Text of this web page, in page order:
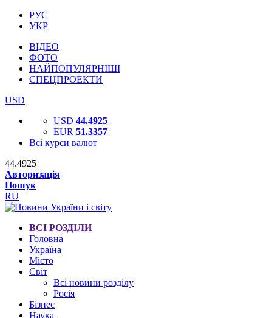
РУС
УКР
ВІДЕО
ФОТО
НАЙПОПУЛЯРНІШІ
СПЕЦПРОЕКТИ
USD
USD 44.4925
EUR 51.3357
Всі курси валют
44.4925
Авторизація
Пошук
RU
ВСІ РОЗДІЛИ
Головна
Україна
Місто
Світ
Всі новини розділу
Росія
Бізнес
Наука